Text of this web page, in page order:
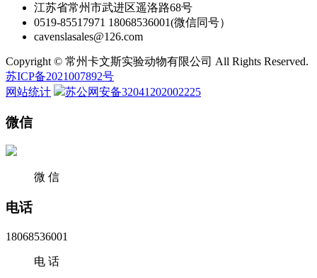
江苏省常州市武进区遥洛路68号
0519-85517971 18068536001(微信同号）
cavenslasales@126.com
Copyright © 常州卡文斯实验动物有限公司 All Rights Reserved.
苏ICP备2021007892号
网站统计
苏公网安备32041202002225
微信
微 信
电话
18068536001
电 话